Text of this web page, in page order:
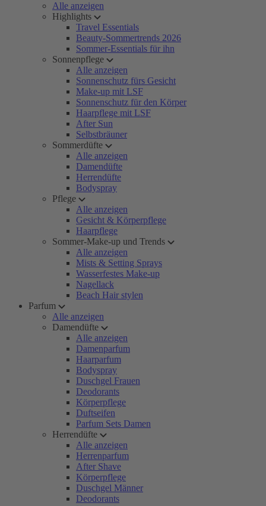
Alle anzeigen
Highlights
Travel Essentials
Beauty-Sommertrends 2026
Sommer-Essentials für ihn
Sonnenpflege
Alle anzeigen
Sonnenschutz fürs Gesicht
Make-up mit LSF
Sonnenschutz für den Körper
Haarpflege mit LSF
After Sun
Selbstbräuner
Sommerdüfte
Alle anzeigen
Damendüfte
Herrendüfte
Bodyspray
Pflege
Alle anzeigen
Gesicht & Körperpflege
Haarpflege
Sommer-Make-up und Trends
Alle anzeigen
Mists & Setting Sprays
Wasserfestes Make-up
Nagellack
Beach Hair stylen
Parfum
Alle anzeigen
Damendüfte
Alle anzeigen
Damenparfum
Haarparfum
Bodyspray
Duschgel Frauen
Deodorants
Körperpflege
Duftseifen
Parfum Sets Damen
Herrendüfte
Alle anzeigen
Herrenparfum
After Shave
Körperpflege
Duschgel Männer
Deodorants